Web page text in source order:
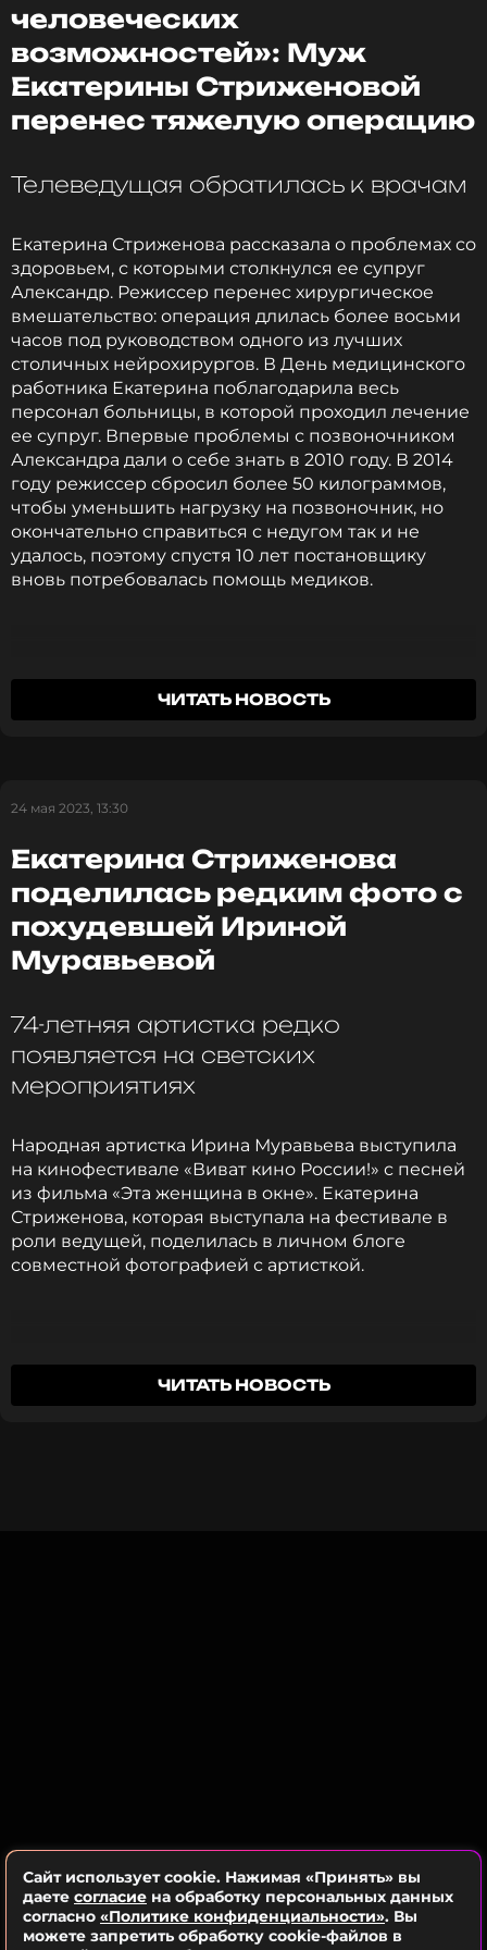
человеческих
возможностей»: Муж
Екатерины Стриженовой
перенес тяжелую операцию
Телеведущая обратилась к врачам
Екатерина Стриженова рассказала о проблемах со
здоровьем, с которыми столкнулся ее супруг
Александр. Режиссер перенес хирургическое
вмешательство: операция длилась более восьми
часов под руководством одного из лучших
столичных нейрохирургов. В День медицинского
работника Екатерина поблагодарила весь
персонал больницы, в которой проходил лечение
ее супруг. Впервые проблемы с позвоночником
Александра дали о себе знать в 2010 году. В 2014
году режиссер сбросил более 50 килограммов,
чтобы уменьшить нагрузку на позвоночник, но
окончательно справиться с недугом так и не
удалось, поэтому спустя 10 лет постановщику
вновь потребовалась помощь медиков.
Уникальная операция, восемь с половиной
часов - это, конечно, за гранью
Екатерина Стриженова
Фото: соцсети Екатерины Сриженовой
Читайте нас в ВКонтакте, чтобы
оставаться в курсе событий
ПОДПИСАТЬСЯ
ССЫЛКА
ЧИТАТЬ НОВОСТЬ
24 мая 2023, 13:30
Екатерина Стриженова
поделилась редким фото с
похудевшей Ириной
Муравьевой
74-летняя артистка редко
появляется на светских
мероприятиях
Народная артистка Ирина Муравьева выступила
на кинофестивале «Виват кино России!» с песней
из фильма «Эта женщина в окне». Екатерина
Стриженова, которая выступала на фестивале в
роли ведущей, поделилась в личном блоге
совместной фотографией с артисткой.
Подписчики отметили, что 74-летняя Муравьева
ПОДПИСАТЬСЯ
ЧИТАТЬ НОВОСТЬ
Сайт использует cookie. Нажимая «Принять» вы
даете согласие на обработку персональных данных
согласно «Политике конфиденциальности». Вы
можете запретить обработку cookie-файлов в